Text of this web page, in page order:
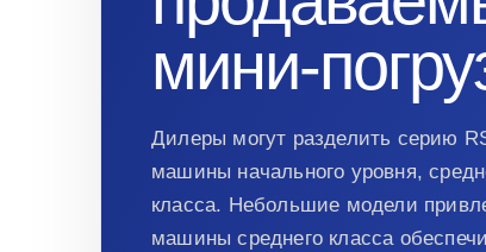
мини-
Дилеры могут разделить серию
машины начального уровня,
класса. Небольшие модели
машины среднего класса